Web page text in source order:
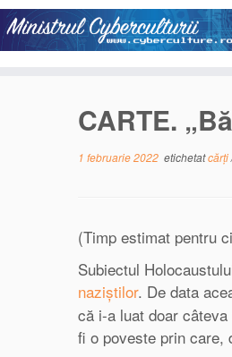
Sari
la
CARTE.
1 februarie 2022 etichetatcărți
(Timp estimat pentru
Subiectul
naziștilor. De data
că i-a luat doar
fi o poveste prin care,